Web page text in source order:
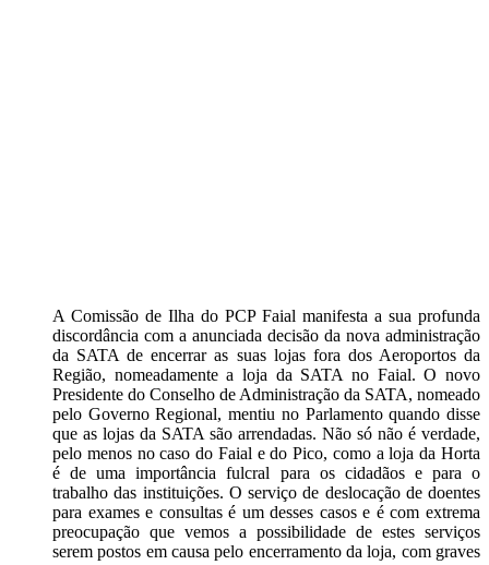
A Comissão de Ilha do PCP Faial manifesta a sua profunda
discordância com a anunciada decisão da nova administração
da SATA de encerrar as suas lojas fora dos Aeroportos da
Região, nomeadamente a loja da SATA no Faial. O novo
Presidente do Conselho de Administração da SATA, nomeado
pelo Governo Regional, mentiu no Parlamento quando disse
que as lojas da SATA são arrendadas. Não só não é verdade,
pelo menos no caso do Faial e do Pico, como a loja da Horta
é de uma importância fulcral para os cidadãos e para o
trabalho das instituições. O serviço de deslocação de doentes
para exames e consultas é um desses casos e é com extrema
preocupação que vemos a possibilidade de estes serviços
serem postos em causa pelo encerramento da loja, com graves